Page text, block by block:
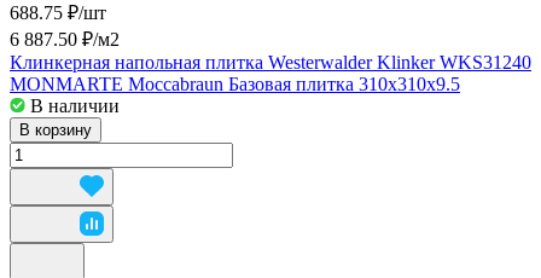
688.75 ₽/шт
6 887.50 ₽/м2
Клинкерная напольная плитка Westerwalder Klinker WKS31240
MONMARTE Moccabraun Базовая плитка 310x310x9.5
В наличии
В корзину